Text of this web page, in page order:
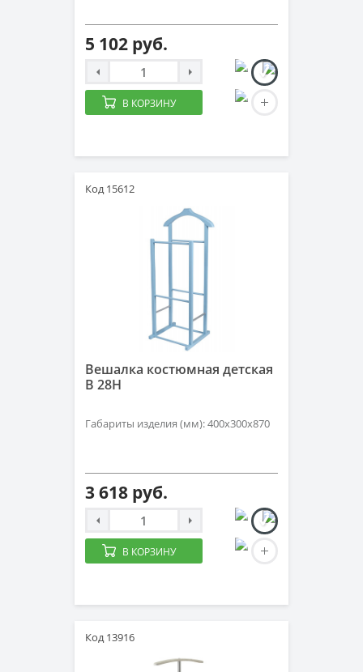
5 102 руб.
В КОРЗИНУ
Код 15612
Вешалка костюмная детская
В 28Н
Габариты изделия (мм): 400х300х870
3 618 руб.
В КОРЗИНУ
Код 13916